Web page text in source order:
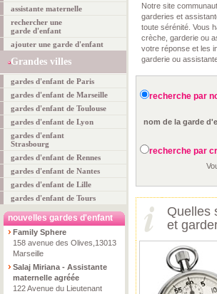
assistante maternelle
rechercher une
garde d'enfant
ajouter une garde d'enfant
Grandes villes
gardes d'enfant de Paris
gardes d'enfant de Marseille
gardes d'enfant de Toulouse
gardes d'enfant de Lyon
gardes d'enfant
Strasbourg
gardes d'enfant de Rennes
gardes d'enfant de Nantes
gardes d'enfant de Lille
gardes d'enfant de Tours
nouvelles gardes d'enfant
Family Sphere
158 avenue des Olives,13013
Marseille
Salaj Miriana - Assistante
maternelle agréée
122 Avenue du Lieutenant
Notre site
garderies et
toute sérénité. Vous
crèche, garderie ou
votre réponse et les
garderie ou
recherche par
nom de la garde
recherche par
Quelles
et